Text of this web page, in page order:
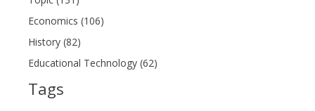
Economics (106)
History (82)
Educational Technology (62)
Tags